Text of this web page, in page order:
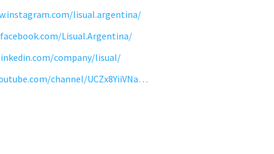
lisual.argentina/
Lisual.Argentina/
company/lisual/
https://www.youtube.com/channel/UCZx8YiiVNa-GhVT0hzeSymA